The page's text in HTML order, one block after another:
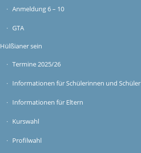
Anmeldung 6 – 10
GTA
Hülßianer sein
Termine 2025/26
Informationen für Schülerinnen und Schüler
Informationen für Eltern
Kurswahl
Profilwahl